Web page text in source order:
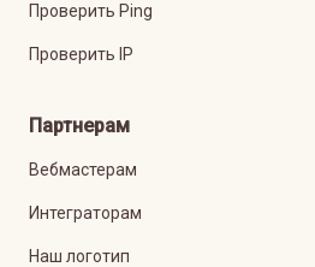
Проверить Ping
Проверить IP
Партнерам
Вебмастерам
Интеграторам
Наш логотип